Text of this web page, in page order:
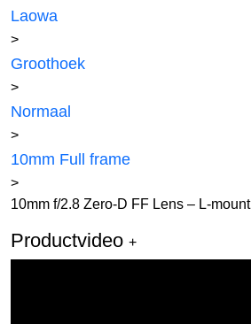
Laowa
>
Groothoek
>
Normaal
>
10mm Full frame
>
10mm f/2.8 Zero-D FF Lens – L-mount
Productvideo +